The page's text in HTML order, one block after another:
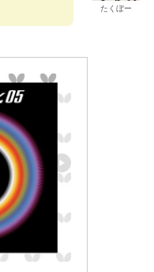
たくぼー